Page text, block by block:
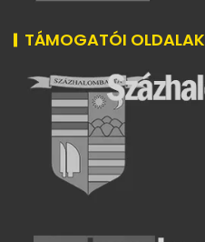
TÁMOGATÓI OLDALAK